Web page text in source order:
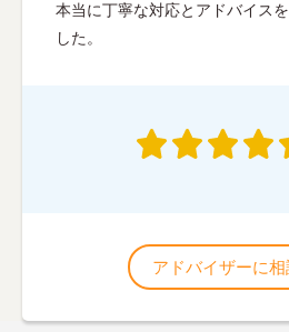
本当に丁寧な対応とアドバイス
した。
アドバイザーに相